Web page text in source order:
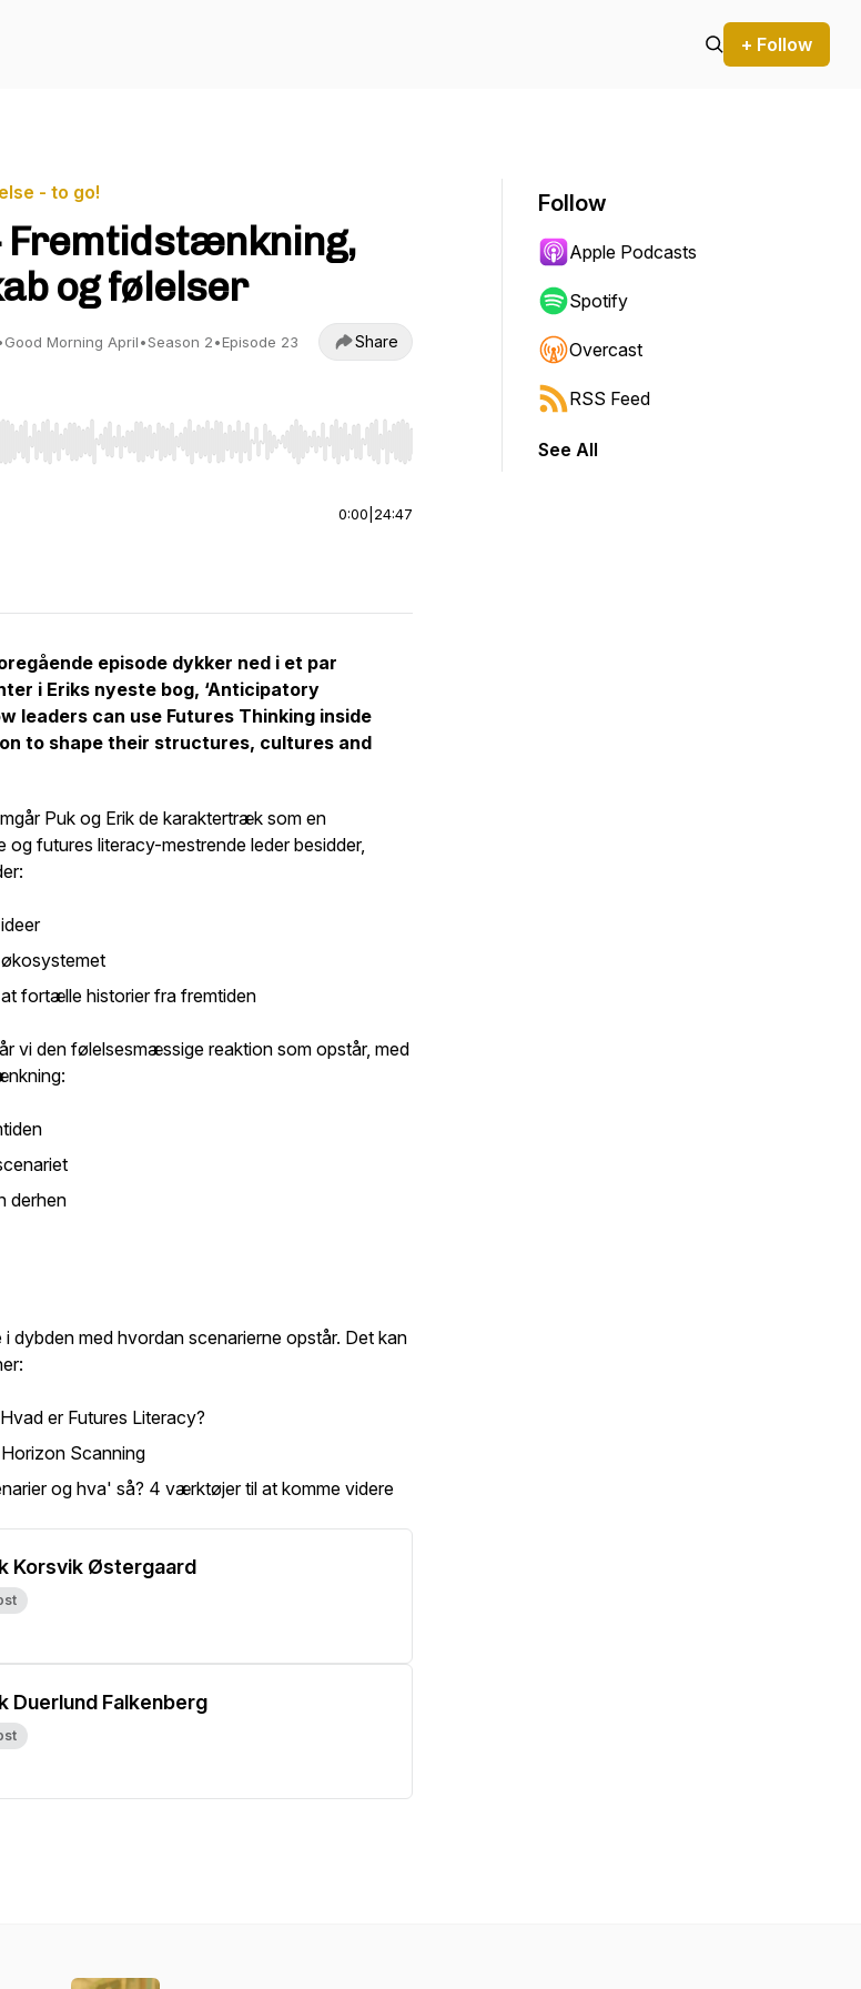
+ Follow
- to go!
Fremtidstænkning,
og følelser
Good Morning April•Season 2•Episode 23 Share
Right to seek, Home/End to jump to start or end. Hold shift to jump forward or backward.
0:00 24:47
episode dykker ned i et par
i Eriks nyeste bog, ‘Anticipatory
leaders can use Futures Thinking inside
to shape their structures, cultures and
Puk og Erik de karaktertræk som en
futures literacy-mestrende leder besidder,
fortælle historier fra fremtiden
vi den følelsesmæssige reaktion som opstår, med
derhen
i dybden med hvordan scenarierne opstår. Det kan
er Futures Literacy?
Scanning
og hva' så? 4 værktøjer til at komme videre
Korsvik Østergaard
Duerlund Falkenberg
Follow
Apple Podcasts
Spotify
Overcast
RSS Feed
See All